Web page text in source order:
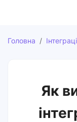
Головна /
Як